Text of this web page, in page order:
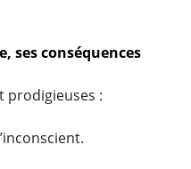
ses conséquences
prodigieuses :